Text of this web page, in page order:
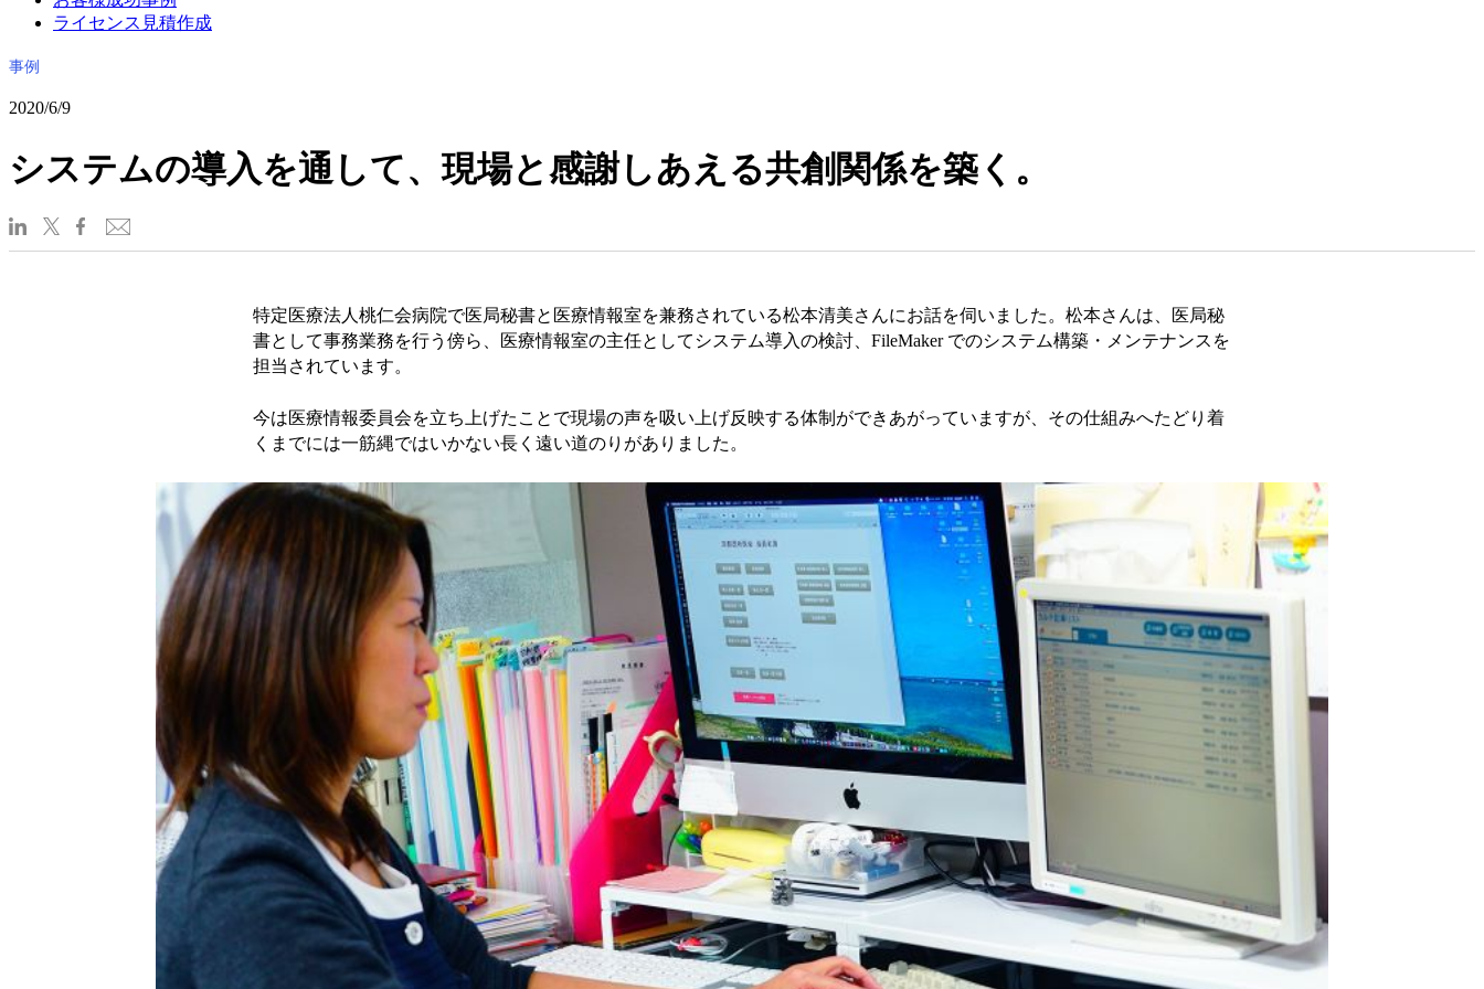
ライセンス見積作成
事例
2020/6/9
システムの導入を通して、現場と感謝しあえる共創関係を築く。
特定医療法人桃仁会病院で医局秘書と医療情報室を兼務されている松本清美さんにお話を伺いました。松本さんは、医局秘
書として事務業務を行う傍ら、医療情報室の主任としてシステム導入の検討、FileMaker でのシステム構築・メンテナンスを
担当されています。
今は医療情報委員会を立ち上げたことで現場の声を吸い上げ反映する体制ができあがっていますが、その仕組みへたどり着
くまでには一筋縄ではいかない長く遠い道のりがありました。